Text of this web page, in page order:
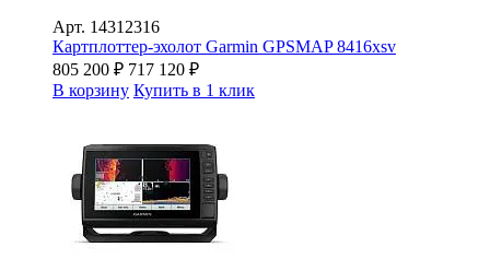
Арт. 14312316
Картплоттер-эхолот Garmin GPSMAP 8416xsv
805 200 ₽ 717 120 ₽
В корзину Купить в 1 клик